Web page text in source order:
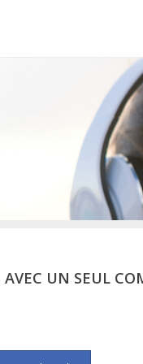
UN SEUL